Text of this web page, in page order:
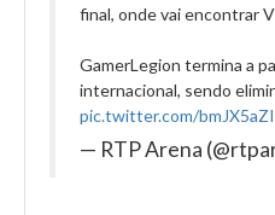
final, onde vai encontrar
GamerLegion termina a
internacional, sendo
pic.twitter.com/
— RTP Arena